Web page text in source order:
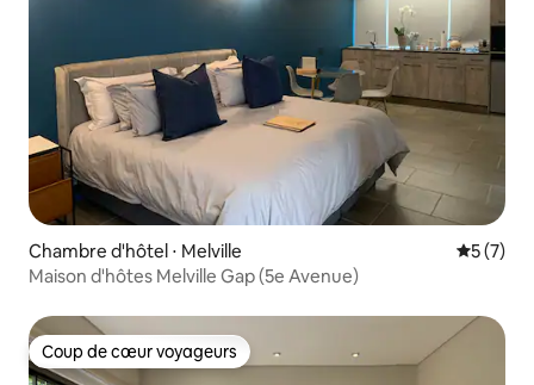
Chambre d'hôtel ⋅ Melville
5 (7)
Maison d'hôtes Melville Gap (5e Avenue)
Coup de cœur voyageurs
Coup de cœur voyageurs